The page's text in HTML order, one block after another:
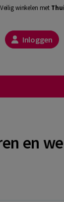
Veilig winkelen met
Inloggen
en